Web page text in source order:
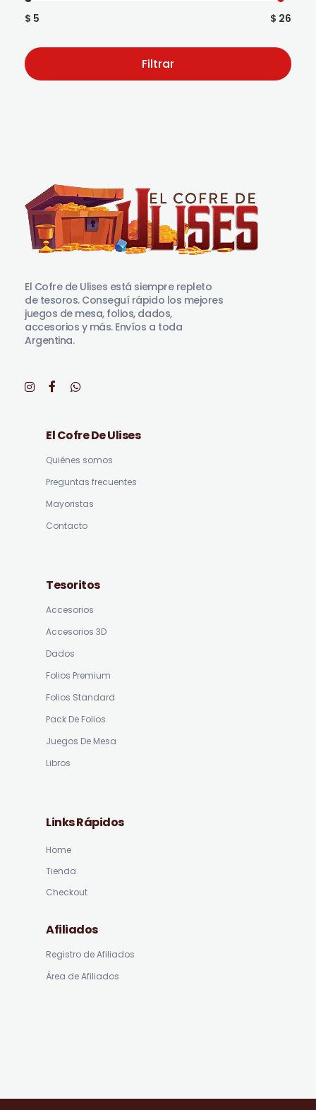
$ 5 $ 26
Filtrar
El Cofre de Ulises está siempre repleto
de tesoros. Conseguí rápido los mejores
juegos de mesa, folios, dados,
accesorios y más. Envíos a toda
Argentina.
El Cofre De Ulises
Quiénes somos
Preguntas frecuentes
Mayoristas
Contacto
Tesoritos
Accesorios
Accesorios 3D
Dados
Folios Premium
Folios Standard
Pack De Folios
Juegos De Mesa
Libros
Links Rápidos
Home
Tienda
Checkout
Afiliados
Registro de Afiliados
Área de Afiliados